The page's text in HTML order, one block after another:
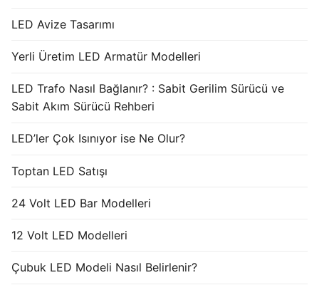
LED Avize Tasarımı
Yerli Üretim LED Armatür Modelleri
LED Trafo Nasıl Bağlanır? : Sabit Gerilim Sürücü ve
Sabit Akım Sürücü Rehberi
LED’ler Çok Isınıyor ise Ne Olur?
Toptan LED Satışı
24 Volt LED Bar Modelleri
12 Volt LED Modelleri
Çubuk LED Modeli Nasıl Belirlenir?